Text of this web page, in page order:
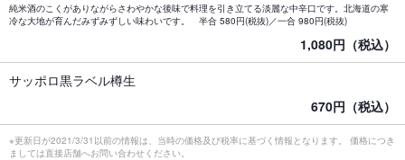
純米酒のこくがありながらさわやかな後味で料理を引き立てる淡麗な中辛口です。北海道の寒
冷な大地が育んだみずみずしい味わいです。 半合 580円(税抜)／一合 980円(税抜)
1,080円（税込）
サッポロ黒ラベル樽生
670円（税込）
※更新日が2021/3/31以前の情報は、当時の価格及び税率に基づく情報となります。 価格につき
ましては直接店舗へお問い合わせください。